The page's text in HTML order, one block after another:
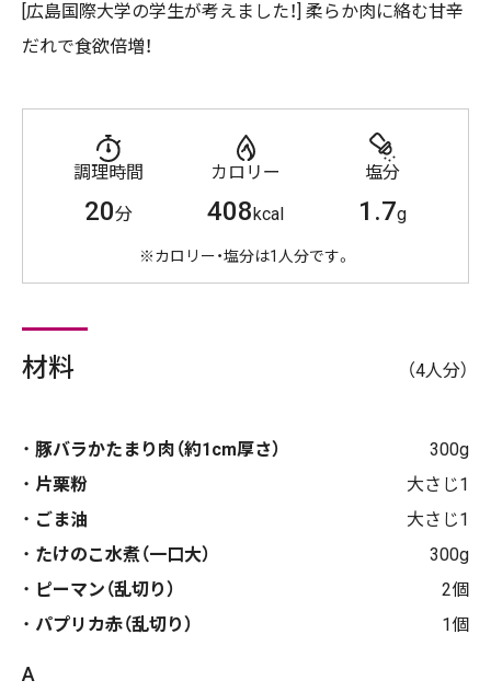
[広島国際大学の学生が考えました！] 柔らか肉に絡む甘辛
だれで食欲倍増！
調理時間
20分
カロリー
408kcal
塩分
1.7g
※カロリー・塩分は1人分です。
材料 （4人分）
豚バラかたまり肉（約1cm厚さ）
300g
片栗粉
大さじ1
ごま油
大さじ1
たけのこ水煮（一口大）
300g
ピーマン（乱切り）
2個
パプリカ赤（乱切り）
1個
A